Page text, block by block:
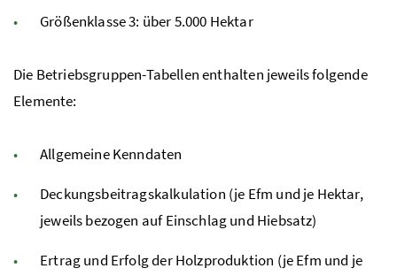
Größenklasse 3: über 5.000 Hektar
Die Betriebsgruppen-Tabellen enthalten jeweils folgende
Elemente:
Allgemeine Kenndaten
Deckungsbeitragskalkulation (je Efm und je Hektar,
jeweils bezogen auf Einschlag und Hiebsatz)
Ertrag und Erfolg der Holzproduktion (jeEfm und je